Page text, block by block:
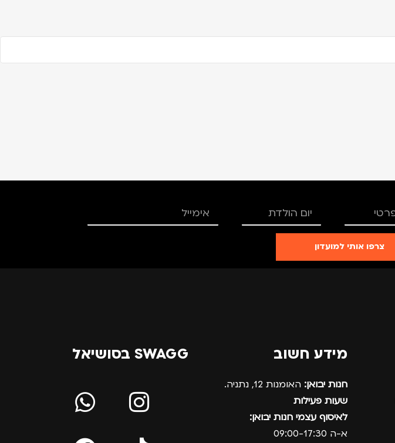
צרפו אותי למועדון
מידע חשוב
חנות יבואן: האומנות 12, נתניה.
שעות פעילות
לאיסוף עצמי חנות יבואן:
א-ה 09:00-17:30
SWAGG בסושיאל